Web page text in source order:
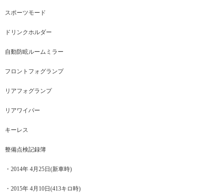
スポーツモード
ドリンクホルダー
自動防眩ルームミラー
フロントフォグランプ
リアフォグランプ
リアワイパー
キーレス
整備点検記録簿
・2014年 4月25日(新車時)
・2015年 4月10日(413キロ時)